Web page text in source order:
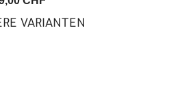
VARIANTEN